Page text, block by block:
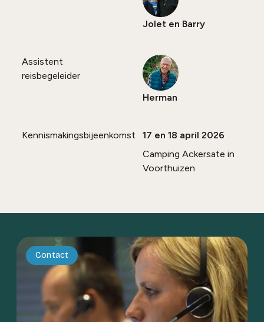
Jolet en Barry
Assistent
reisbegeleider
Herman
Kennismakingsbijeenkomst
17 en 18 april 2026
Camping Ackersate in
Voorthuizen
Contact